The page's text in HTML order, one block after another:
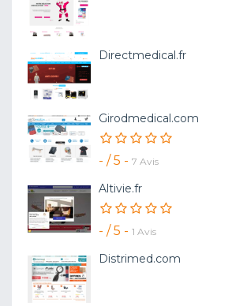
Directmedical.fr
Girodmedical.com
- / 5 - 7 Avis
Altivie.fr
- / 5 - 1 Avis
Distrimed.com